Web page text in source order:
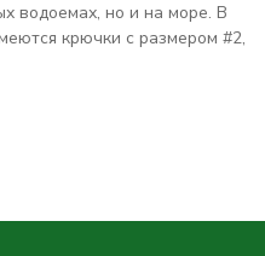
водоемах, но и на море. В
крючки с размером #2,